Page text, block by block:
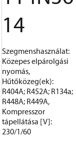
14
Szegmenshasználat:
Közepes elpárolgási
nyomás,
Hűtőközeg(ek):
R404A; R452A; R134a;
R448A; R449A,
Kompresszor
tápellátása [V]:
230/1/60